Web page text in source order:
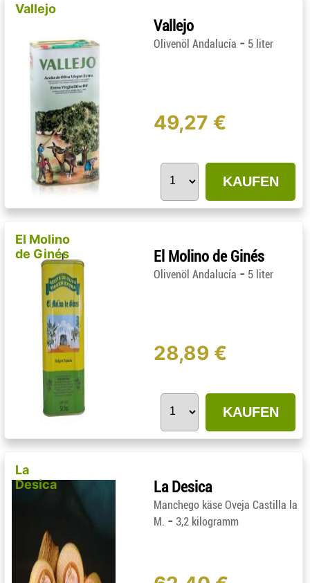
Vallejo
Vallejo
Olivenöl Andalucía - 5 liter
49,27 €
KAUFEN
El Molino
de Ginés
El Molino de Ginés
Olivenöl Andalucía - 5 liter
28,89 €
KAUFEN
La
Desica
La Desica
Manchego käse Oveja Castilla la
M. - 3,2 kilogramm